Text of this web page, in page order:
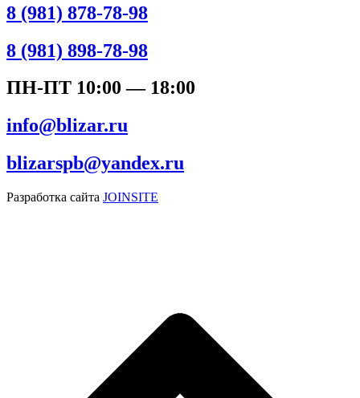
8 (981) 878-78-98
8 (981) 898-78-98
ПН-ПТ 10:00 — 18:00
info@blizar.ru
blizarspb@yandex.ru
Разработка сайта JOINSITE